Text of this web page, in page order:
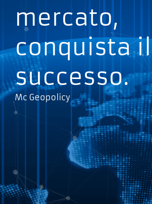
mercato,
conquista il
successo.
Mc Geopolicy